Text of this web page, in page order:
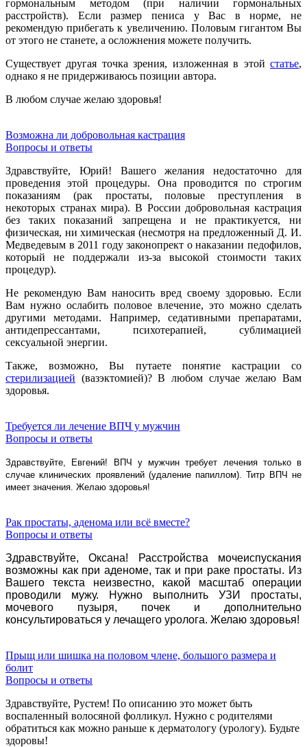
гормональным методом (при наличии гормональных
расстройств). Если размер пениса у Вас в норме, не
рекомендую прибегать к увеличению. Половым гигантом Вы
от этого не станете, а осложнения можете получить.
Существует другая точка зрения, изложенная в этой статье,
однако я не придерживаюсь позиции автора.
В любом случае желаю здоровья!
Возможна ли добровольная кастрация
Вопросы и ответы
Здравствуйте, Юрий! Вашего желания недостаточно для
проведения этой процедуры. Она проводится по строгим
показаниям (рак простаты, половые преступления в
некоторых странах мира). В России добровольная кастрация
без таких показаний запрещена и не практикуется, ни
физическая, ни химическая (несмотря на предложенный Д. И.
Медведевым в 2011 году законопрект о наказании педофилов,
который не поддержали из-за высокой стоимости таких
процедур).
Не рекомендую Вам наносить вред своему здоровью. Если
Вам нужно ослабить половое влечение, это можно сделать
другими методами. Например, седативными препаратами,
антидепрессантами, психотерапией, сублимацией
сексуальной энергии.
Также, возможно, Вы путаете понятие кастрации со
стерилизацией (вазэктомией)? В любом случаежелаю Вам
здоровья.
Требуется ли лечение ВПЧ у мужчин
Вопросы и ответы
Здравствуйте, Евгений! ВПЧ у мужчин требует лечения только в
случае клинических проявлений (удаление папиллом). Титр ВПЧ не
имеет значения. Желаю здоровья!
Рак простаты, аденома или всё вместе?
Вопросы и ответы
Здравствуйте, Оксана! Расстройства мочеиспускания
возможны как при аденоме, так и при раке простаты. Из
Вашего текста неизвестно, какой масштаб операции
проводили мужу. Нужно выполнить УЗИ простаты,
мочевого пузыря, почек и дополнительно
консультироваться у лечащего уролога. Желаю здоровья!
Прыщ или шишка на половом члене, большого размера и
болит
Вопросы и ответы
Здравствуйте, Рустем! По описанию это может быть
воспаленный волосяной фолликул. Нужно с родителями
обратиться как можно раньше к дерматологу (урологу). Будьте
здоровы!